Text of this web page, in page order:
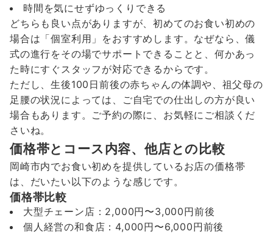
時間を気にせずゆっくりできる
どちらも良い点がありますが、初めてのお食い初めの
場合は「個室利用」をおすすめします。なぜなら、儀
式の進行をその場でサポートできることと、何かあっ
た時にすぐスタッフが対応できるからです。
ただし、生後100日前後の赤ちゃんの体調や、祖父母の
足腰の状況によっては、ご自宅での仕出しの方が良い
場合もあります。ご予約の際に、お気軽にご相談くだ
さいね。
価格帯とコース内容、他店との比較
岡崎市内でお食い初めを提供しているお店の価格帯
は、だいたい以下のような感じです。
価格帯比較
大型チェーン店：2,000円〜3,000円前後
個人経営の和食店：4,000円〜6,000円前後